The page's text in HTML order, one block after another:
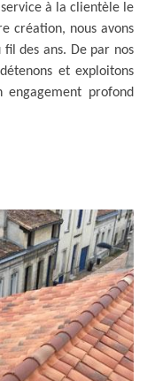
à la clientèle le
création, nous avons
des ans. De par nos
et exploitons
engagement profond